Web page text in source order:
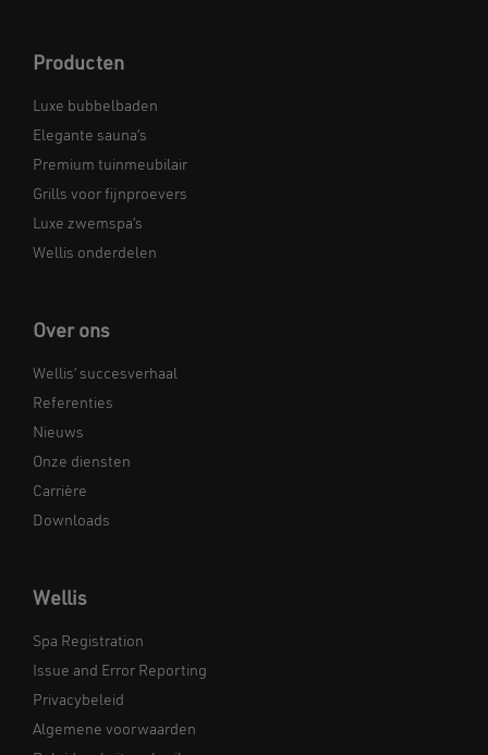
Producten
Luxe bubbelbaden
Elegante sauna’s
Premium tuinmeubilair
Grills voor fijnproevers
Luxe zwemspa’s
Wellis onderdelen
Over ons
Wellis’ succesverhaal
Referenties
Nieuws
Onze diensten
Carrière
Downloads
Wellis
Spa Registration
Issue and Error Reporting
Privacybeleid
Algemene voorwaarden